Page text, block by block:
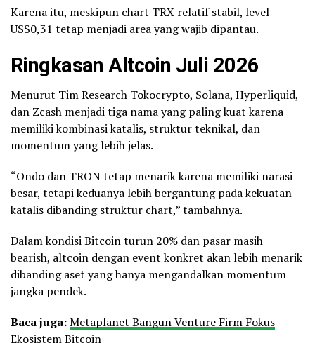
Karena itu, meskipun chart TRX relatif stabil, level
US$0,31 tetap menjadi area yang wajib dipantau.
Ringkasan Altcoin Juli 2026
Menurut Tim Research Tokocrypto, Solana, Hyperliquid,
dan Zcash menjadi tiga nama yang paling kuat karena
memiliki kombinasi katalis, struktur teknikal, dan
momentum yang lebih jelas.
“Ondo dan TRON tetap menarik karena memiliki narasi
besar, tetapi keduanya lebih bergantung pada kekuatan
katalis dibanding struktur chart,” tambahnya.
Dalam kondisi Bitcoin turun 20% dan pasar masih
bearish, altcoin dengan event konkret akan lebih menarik
dibanding aset yang hanya mengandalkan momentum
jangka pendek.
Baca juga:Metaplanet Bangun Venture Firm Fokus
Ekosistem Bitcoin